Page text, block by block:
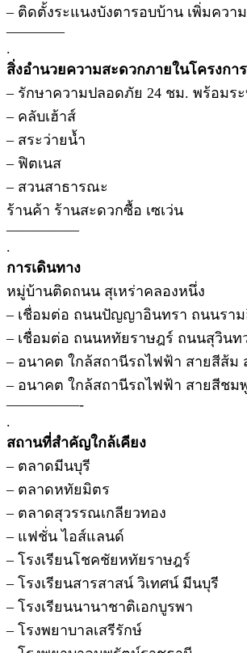
– ติดตั้งระแนงบังตารอบบ้าน เพิ่มควา
————
.
สิ่งอำนวยความสะดวกภายในโครงการ
– รักษาความปลอดภัย 24 ชม. พร้อมร
– คลับเฮ้าส์
– สระว่ายน้ำ
– ฟิตเนส
– สวนสาธารณะ
ร้านค้า ร้านสะดวกซื้อ เซเว่น
—————
.
การเดินทาง
หมู่บ้านติดถนน สุเหร่าคลองหนึ่ง
– เชื่อมต่อ ถนนปัญญาอินทรา ถนนรา
– เชื่อมต่อ ถนนหทัยราษฎร์ ถนนสุวินท
– อนาคต ใกล้สถานีรถไฟฟ้า สายสีส้
– อนาคต ใกล้สถานีรถไฟฟ้า สายสีชม
—————-
.
สถานที่สำคัญใกล้เคียง
– ตลาดมีนบุรี
– ตลาดหทัยมิตร
– ตลาดสุวรรณเกลียวทอง
– แฟชั่น ไอส์แลนด์
– โรงเรียนโชคชัยหทัยราษฎร์
– โรงเรียนสารสาสน์ วิเทศน์ มีนบุรี
– โรงเรียนนานาชาติเอกบูรพา
– โรงพยาบาลเสรีรักษ์